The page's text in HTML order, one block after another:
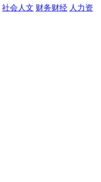
社会人文 财务财经 人力资